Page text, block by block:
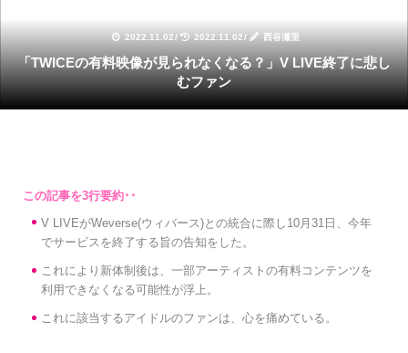
2022.11.02/ 2022.11.02/ 西谷瀬里
「TWICEの有料映像が見られなくなる？」V LIVE終了に悲し
むファン
V LIVEがWeverse(ウィバース)との統合に際し10月31日、今年
でサービスを終了する旨の告知をした。
これにより新体制後は、一部アーティストの有料コンテンツを
利用できなくなる可能性が浮上。
これに該当するアイドルのファンは、心を痛めている。